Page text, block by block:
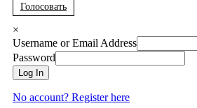
Голосовать
×
Username or Email Address
Password
Log In
No account? Register here